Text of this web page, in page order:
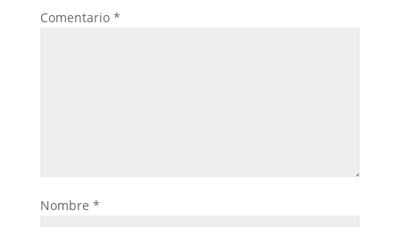
Comentario *
Nombre *